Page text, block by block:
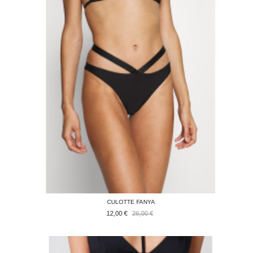
CULOTTE FANYA
12,00 € 26,00 €